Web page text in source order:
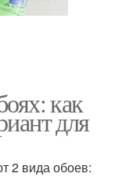
как
для
2 вида обоев: